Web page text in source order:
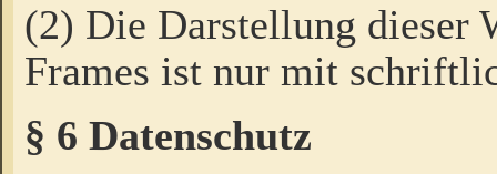
(2) Die Darstellung dieser
Frames ist nur mit
§ 6 Datenschutz